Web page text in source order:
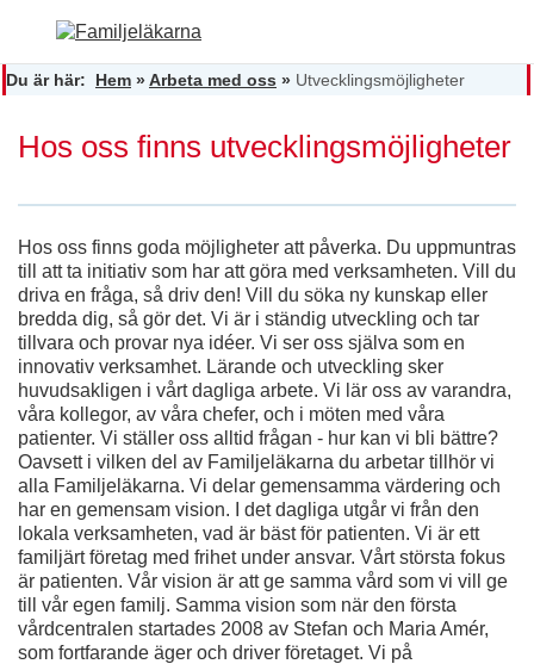
Du är här: Hem »Arbeta med oss » Utvecklingsmöjligheter
Hos oss finns utvecklingsmöjligheter
Hos oss finns goda möjligheter att påverka. Du uppmuntras
till att ta initiativ som har att göra med verksamheten. Vill du
driva en fråga, så driv den! Vill du söka ny kunskap eller
bredda dig, så gör det. Vi är i ständig utveckling och tar
tillvara och provar nya idéer. Vi ser oss själva som en
innovativ verksamhet. Lärande och utveckling sker
huvudsakligen i vårt dagliga arbete. Vi lär oss av varandra,
våra kollegor, av våra chefer, och i möten med våra
patienter. Vi ställer oss alltid frågan - hur kan vi bli bättre?
Oavsett i vilken del av Familjeläkarna du arbetar tillhör vi
alla Familjeläkarna. Vi delar gemensamma värdering och
har en gemensam vision. I det dagliga utgår vi från den
lokala verksamheten, vad är bäst för patienten. Vi är ett
familjärt företag med frihet under ansvar. Vårt största fokus
är patienten. Vår vision är att ge samma vård som vi vill ge
till vår egen familj. Samma vision som när den första
vårdcentralen startades 2008 av Stefan och Maria Amér,
som fortfarande äger och driver företaget. Vi på